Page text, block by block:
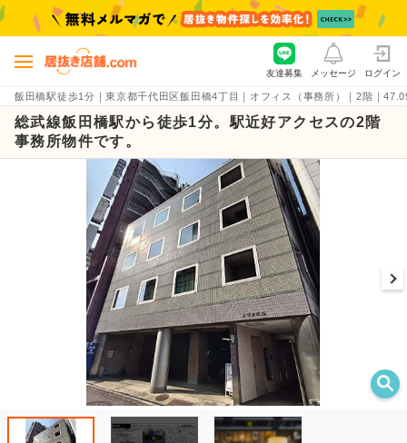
飯田橋駅徒歩1分｜東京都千代田区飯田橋4丁目｜オフィス（事務所）｜2階｜
友達募集 メッセージ ログイン
総武線飯田橋駅から徒歩1分。駅近好アクセスの2階
事務所物件です。